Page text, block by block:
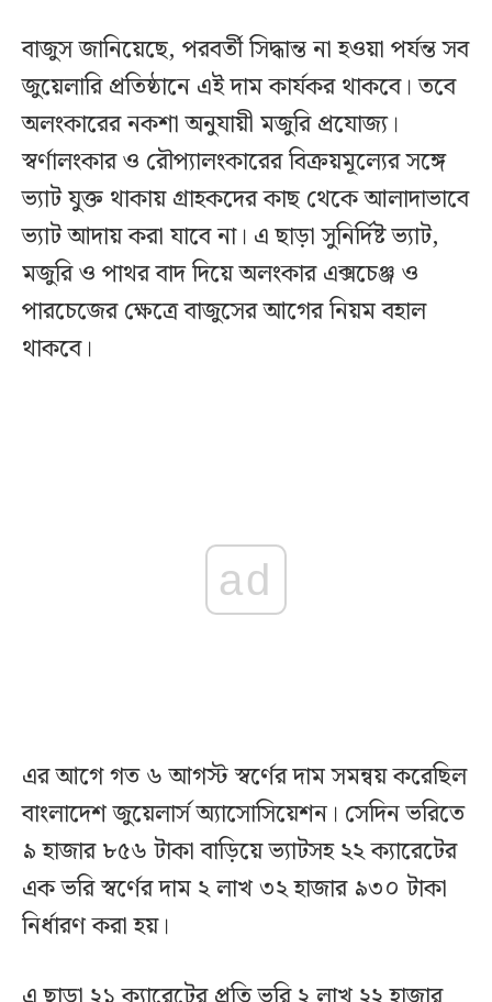
বাজুস জানিয়েছে, পরবর্তী সিদ্ধান্ত না হওয়া পর্যন্ত সব
জুয়েলারি প্রতিষ্ঠানে এই দাম কার্যকর থাকবে। তবে
অলংকারের নকশা অনুযায়ী মজুরি প্রযোজ্য।
স্বর্ণালংকার ও রৌপ্যালংকারের বিক্রয়মূল্যের সঙ্গে
ভ্যাট যুক্ত থাকায় গ্রাহকদের কাছ থেকে আলাদাভাবে
ভ্যাট আদায় করা যাবে না। এ ছাড়া সুনির্দিষ্ট ভ্যাট,
মজুরি ও পাথর বাদ দিয়ে অলংকার এক্সচেঞ্জ ও
পারচেজের ক্ষেত্রে বাজুসের আগের নিয়ম বহাল
থাকবে।
ad
এর আগে গত ৬ আগস্ট স্বর্ণের দাম সমন্বয় করেছিল
বাংলাদেশ জুয়েলার্স অ্যাসোসিয়েশন। সেদিন ভরিতে
৯ হাজার ৮৫৬ টাকা বাড়িয়ে ভ্যাটসহ ২২ ক্যারেটের
এক ভরি স্বর্ণের দাম ২ লাখ ৩২ হাজার ৯৩০ টাকা
নির্ধারণ করা হয়।